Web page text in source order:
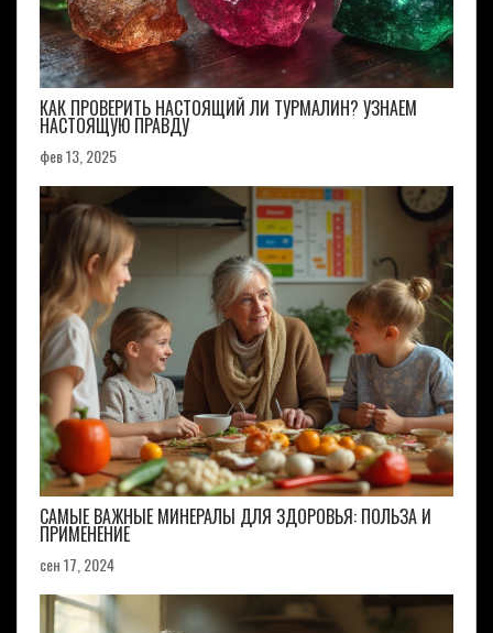
КАК ПРОВЕРИТЬ НАСТОЯЩИЙ ЛИ ТУРМАЛИН? УЗНАЕМ
НАСТОЯЩУЮ ПРАВДУ
фев 13, 2025
САМЫЕ ВАЖНЫЕ МИНЕРАЛЫ ДЛЯ ЗДОРОВЬЯ: ПОЛЬЗА И
ПРИМЕНЕНИЕ
сен 17, 2024